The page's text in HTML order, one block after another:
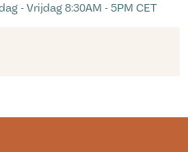
- Vrijdag 8:30AM - 5PM CET